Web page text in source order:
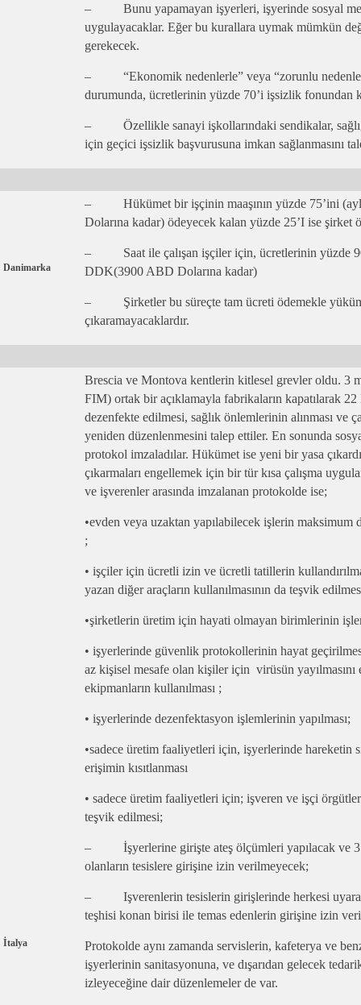
– Bunu yapamayan işyerleri, işyerinde sosyal
uygulayacaklar. Eğer bu kurallara uymak mümkün
gerekecek.
– “Ekonomik nedenlerle” veya “zorunlu
durumunda, ücretlerinin yüzde 70’i işsizlik fonundan
– Özellikle sanayi işkollarındaki sendikalar,
için geçici işsizlik başvurusuna imkan sağlanmasını
Danimarka
– Hükümet bir işçinin maaşının yüzde 75’ini
Dolarına kadar) ödeyecek kalan yüzde 25’I ise şirket
– Saat ile çalışan işçiler için, ücretlerinin yüzde
DDK(3900 ABD Dolarına kadar)
– Şirketler bu süreçte tam ücreti ödemekle
çıkaramayacaklardır.
İtalya
Brescia ve Montova kentlerin kitlesel grevler oldu. 3
FIM) ortak bir açıklamayla fabrikaların kapatılarak
dezenfekte edilmesi, sağlık önlemlerinin alınması ve
yeniden düzenlenmesini talep ettiler. En sonunda
protokol imzaladılar. Hükümet ise yeni bir yasa
çıkarmaları engellemek için bir tür kısa çalışma
ve işverenler arasında imzalanan protokolde ise;
•evden veya uzaktan yapılabilecek işlerin maksimum
;
• işçiler için ücretli izin ve ücretli tatillerin
yazan diğer araçların kullanılmasının da teşvik
•şirketlerin üretim için hayati olmayan birimlerinin
• işyerlerinde güvenlik protokollerinin hayat
az kişisel mesafe olan kişiler için virüsün
ekipmanların kullanılması ;
• işyerlerinde dezenfektasyon işlemlerinin yapılması;
•sadece üretim faaliyetleri için, işyerlerinde hareketin
erişimin kısıtlanması
• sadece üretim faaliyetleri için; işveren ve işçi
teşvik edilmesi;
– İşyerlerine girişte ateş ölçümleri yapılacak ve
olanların tesislere girişine izin verilmeyecek;
– Işverenlerin tesislerin girişlerinde herkesi
teşhisi konan birisi ile temas edenlerin girişine izin
Protokolde aynı zamanda servislerin, kafeterya ve
işyerlerinin sanitasyonuna, ve dışarıdan gelecek
izleyeceğine dair düzenlemeler de var.